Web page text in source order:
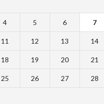
4 5 6 7
11 12 13 14
18 19 20 21
25 26 27 28